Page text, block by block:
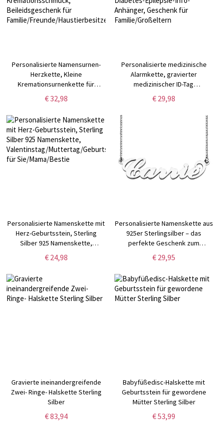
Personalisierte Namensurnen-
Herzkette, Kleine
Kremationsurnenkette für
Menschen-/Haustierasche,
Kremationsschmuck,
Familie/Freunde/Haustierbesitzer
€ 32,98
Personalisierte medizinische
Alarmkette, gravierter
medizinischer ID-Tag
Notfallanhänger, Allergie-
Diabetes-Epilepsie-Info-
€ 29,98
Personalisierte Namenskette mit
Herz-Geburtsstein, Sterling
Silber 925 Namenskette,
Valentinstag/Muttertag/Geburtstagsgeschenk
für Sie/Mama/Bestie
€ 24,98
Personalisierte Namenskette aus
925er Sterlingsilber – das
perfekte Geschenk zum
Valentinstag, Jahrestag oder
Geburtstag für Sie.
€ 29,95
Gravierte ineinandergreifende
Zwei- Ringe- Halskette Sterling
Silber
€ 83,94
Babyfüßedisc-Halskette mit
Geburtsstein für gewordene
Mütter Sterling Silber
€ 53,99